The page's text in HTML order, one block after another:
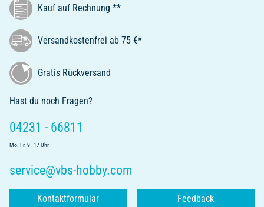
Kauf auf Rechnung **
Versandkostenfrei ab 75 €*
Gratis Rückversand
Hast du noch Fragen?
04231 - 66811
Mo.-Fr. 9 - 17 Uhr
service@vbs-hobby.com
Kontaktformular Feedback